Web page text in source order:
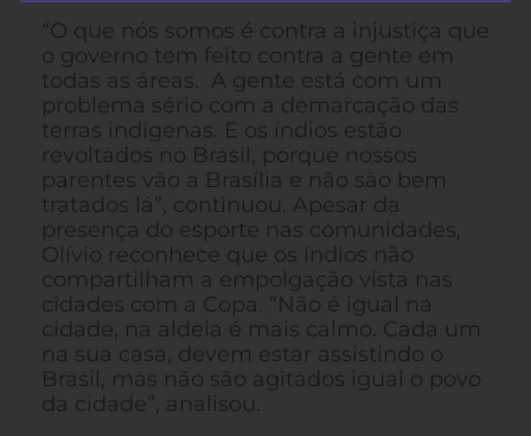
“O que nós somos é contra a injustiça que
o governo tem feito contra a gente em
todas as áreas. A gente está com um
problema sério com a demarcação das
terras indígenas. E os índios estão
revoltados no Brasil, porque nossos
parentes vão a Brasília e não são bem
tratados lá”, continuou. Apesar da
presença do esporte nas comunidades,
Olívio reconhece que os índios não
compartilham a empolgação vista nas
cidades com a Copa. “Não é igual na
cidade, na aldeia é mais calmo. Cada um
na sua casa, devem estar assistindo o
Brasil, mas não são agitados igual o povo
da cidade”, analisou.